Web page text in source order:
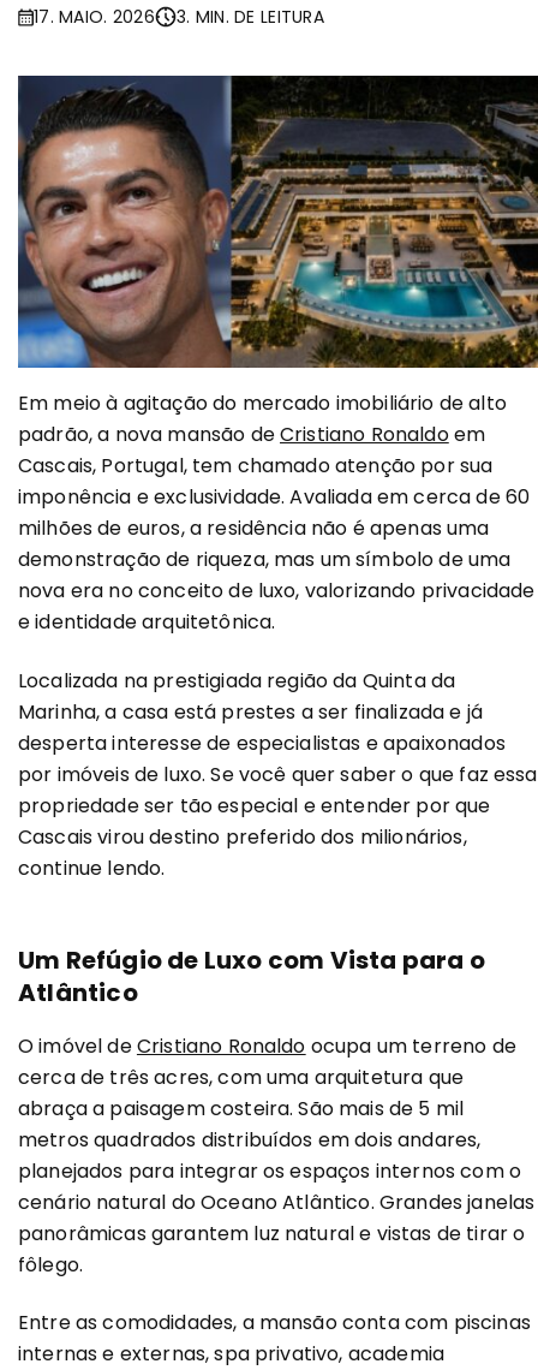
17. MAIO. 2026 3. MIN. DE LEITURA
Em meio à agitação do mercado imobiliário de alto
padrão, a nova mansão deCristiano Ronaldoem
Cascais, Portugal, tem chamado atenção por sua
imponência e exclusividade. Avaliada em cerca de 60
milhões de euros, a residência não é apenas uma
demonstração de riqueza, mas um símbolo de uma
nova era no conceito de luxo, valorizando privacidade
e identidade arquitetônica.
Localizada na prestigiada região da Quinta da
Marinha, a casa está prestes a ser finalizada e já
desperta interesse de especialistas e apaixonados
por imóveis de luxo. Se você quer saber o que faz essa
propriedade ser tão especial e entender por que
Cascais virou destino preferido dos milionários,
continue lendo.
Um Refúgio de Luxo com Vista para o
Atlântico
O imóvel deCristiano Ronaldo ocupa um terreno de
cerca de três acres, com uma arquitetura que
abraça a paisagem costeira. São mais de 5 mil
metros quadrados distribuídos em dois andares,
planejados para integrar os espaços internos com o
cenário natural do Oceano Atlântico. Grandes janelas
panorâmicas garantem luz natural e vistas de tirar o
fôlego.
Entre as comodidades, a mansão conta com piscinas
internas e externas, spa privativo, academia